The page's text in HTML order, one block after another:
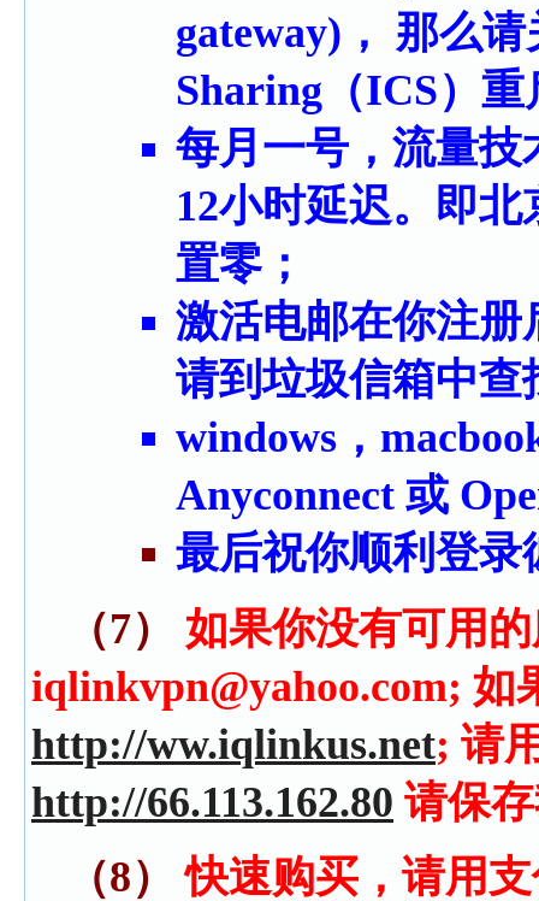
gateway)， 那么
Sharing（ICS）重
每月一号，流量
12小时延迟。即
置零；
激活电邮在你注册
请到垃圾信箱中查
windows，
Anyconnect 或
最后祝你顺利登录
（7） 如果你没有可用
iqlinkvpn@yahoo.com;
http://ww.iqlinkus.net; 请
http://66.113.162.80 请保
（8）快速购买，请用